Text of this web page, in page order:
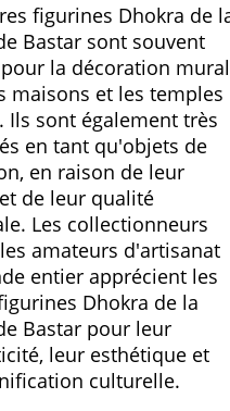
figurines Dhokra de
Bastar sont souvent
la décoration
maisons et les temples
Ils sont également très
en tant qu'objets de
en raison de leur
de leur qualité
Les collectionneurs
amateurs d'artisanat
entier apprécient les
Dhokra de la
Bastar pour leur
leur esthétique et
culturelle.